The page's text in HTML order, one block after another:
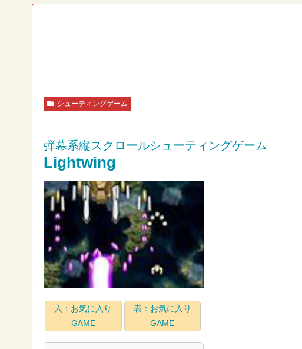
シューティングゲーム
弾幕系縦スクロールシューティングゲーム
Lightwing
入：お気に入り
GAME
表：お気に入り
GAME